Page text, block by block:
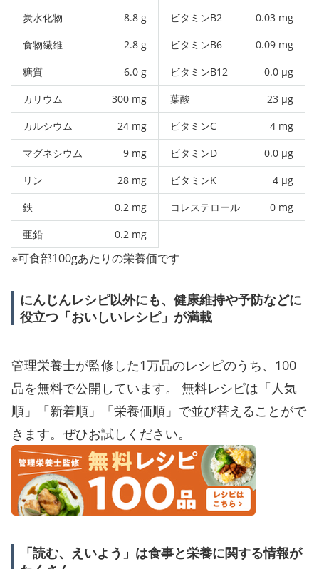
炭水化物
8.8 g
食物繊維
2.8 g
糖質
6.0 g
カリウム
300 mg
カルシウム
24 mg
マグネシウム
9 mg
リン
28 mg
鉄
0.2 mg
亜鉛
0.2 mg
ビタミンB2
0.03 mg
ビタミンB6
0.09 mg
ビタミンB12
0.0 µg
葉酸
23 µg
ビタミンC
4 mg
ビタミンD
0.0 µg
ビタミンK
4 µg
コレステロール
0 mg
※可食部100gあたりの栄養価です
にんじんレシピ以外にも、健康維持や予防などに
役立つ「おいしいレシピ」が満載
管理栄養士が監修した1万品のレシピのうち、100
品を無料で公開しています。 無料レシピは「人気
順」「新着順」「栄養価順」で並び替えることがで
きます。ぜひお試しください。
「読む、えいよう」は食事と栄養に関する情報が